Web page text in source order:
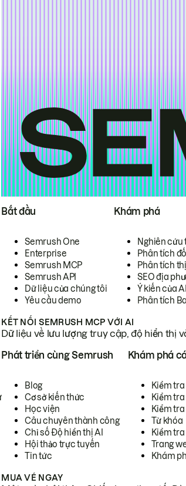
Bắt đầu
Semrush One
Enterprise
Semrush MCP
Semrush API
Dữ liệu của chúng tôi
Yêu cầu demo
Khám phá
Nghiên cứu
Phân tích
Phân tích
SEO địa
Ý kiến của
Phân tích
KẾT NỐI SEMRUSH MCP VỚI AI
Dữ liệu về lưu lượng truy cập, độ hiển thị
Phát triển cùng Semrush
Blog
Cơ sở kiến thức
Học viện
Câu chuyên thành công
Chỉ số Độ hiển thị AI
Hội thảo trực tuyến
Tin tức
Khám phá
Kiểm
Kiểm tra
Kiểm
Từ khóa
Kiểm
Trang
Khám
MUA VÉ NGAY